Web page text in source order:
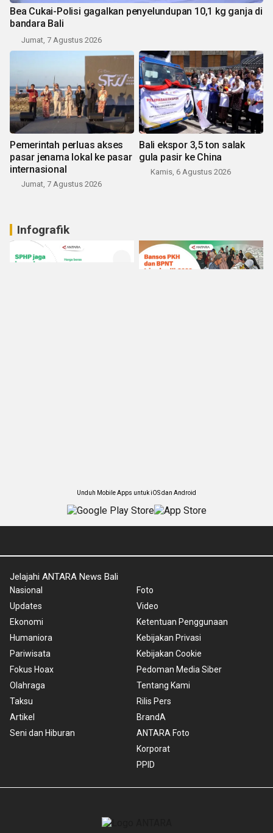
Bea Cukai-Polisi gagalkan penyelundupan 10,1 kg ganja di
bandara Bali
Jumat, 7 Agustus 2026
Pemerintah perluas akses
pasar jenama lokal ke pasar
internasional
Jumat, 7 Agustus 2026
Bali ekspor 3,5 ton salak
gula pasir ke China
Kamis, 6 Agustus 2026
Infografik
Unduh Mobile Apps untuk iOS dan Android
Jelajahi ANTARA News Bali
Nasional
Updates
Ekonomi
Humaniora
Pariwisata
Fokus Hoax
Olahraga
Taksu
Artikel
Seni dan Hiburan
Foto
Video
Ketentuan Penggunaan
Kebijakan Privasi
Kebijakan Cookie
Pedoman Media Siber
Tentang Kami
Rilis Pers
BrandA
ANTARA Foto
Korporat
PPID